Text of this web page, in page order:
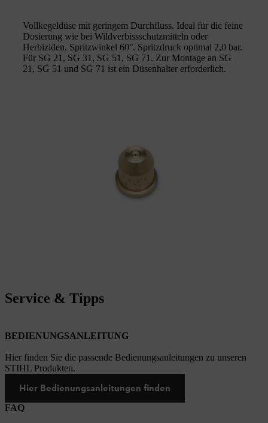
Vollkegeldüse mit geringem Durchfluss. Ideal für die feine
Dosierung wie bei Wildverbissschutzmitteln oder
Herbiziden. Spritzwinkel 60°. Spritzdruck optimal 2,0 bar.
Für SG 21, SG 31, SG 51, SG 71. Zur Montage an SG
21, SG 51 und SG 71 ist ein Düsenhalter erforderlich.
Service & Tipps
BEDIENUNGSANLEITUNG
Hier finden Sie die passende Bedienungsanleitungen zu unseren
STIHL Produkten.
Hier Bedienungsanleitungen finden
FAQ